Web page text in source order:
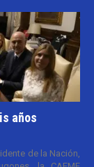
años
de la Nación,